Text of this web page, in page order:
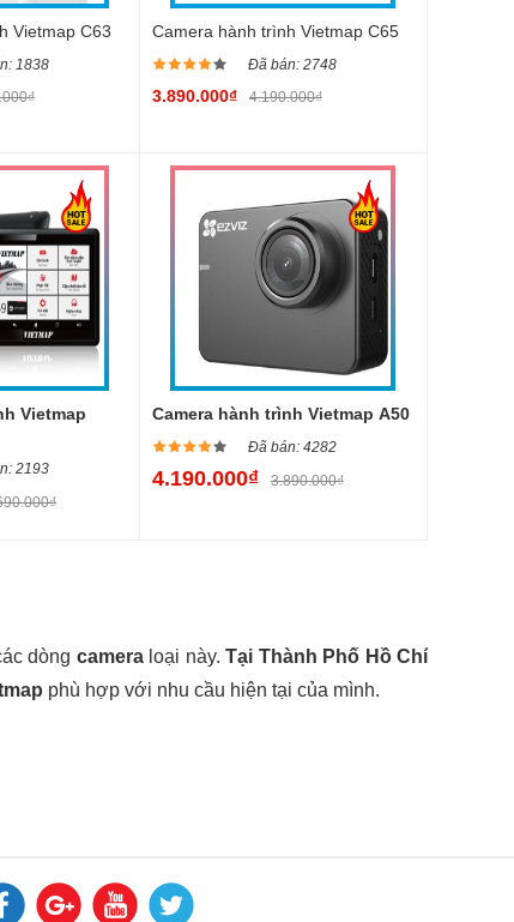
Vietmap C63
1838
Camera hành trình Vietmap C65
Đã bán: 2748
3.890.000₫ 4.190.000₫
Vietmap
2193
Camera hành trình Vietmap A50
Đã bán: 4282
4.190.000₫ 3.890.000₫
dòng cameraloại này.Tại Thành Phố Hồ Chí
phù hợp với nhu cầu hiện tại của mình.